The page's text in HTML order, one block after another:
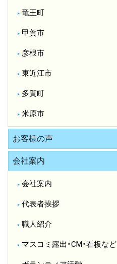
竜王町
甲賀市
彦根市
東近江市
多賀町
米原市
お客様の声
会社案内
会社案内
代表者挨拶
職人紹介
マスコミ露出・CM・看板など